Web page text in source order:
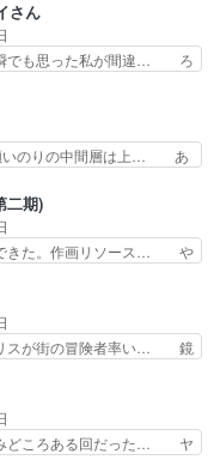
ン… の、らいぶシーン
やん！！しかし、ビオラ
。小さないざこ… 着眼点
るのか。芸能… 鬼夜叉は
とにし、三条… 観世座を離
々を送る鬼… 「お前(鬼夜
動き… 登場人物の我が強
て… 第５話を
…
さん
瞬でも思った私が間違… ろ
───昨晩～今… 幼女に拾
し。化け猫… 役にて出演
。ジョアン… トイ・ストー
流石に除… 猫相手になんで
物… 今回はあかやし1体
今更だけど霊が性行為
いのりの中間層は上… あ
たところが好き… 初コミ
当だよね。俺… 藤森さん
また涙腺が⋯… 〜漫画に
に漫画であ… 何回この作
あ。同… コミティア参加
生(… お母さん、娘にあ
ち…
二期)
できた。作画リソース… や
になれるという… こっち
セが強いw色… 頼重が完
回敵キャラが… 弧次郎「欲
なら大飯食… 変化球な演出
的に… この高らかなDT
も… この作品は近年稀に
…
リスが街の冒険者率い… 鏡
リスの父ちゃん… 成長限
めた上位存… 大規模バト
てばっかり… やっぱり勇者
力LV9… 普通の人間の親子
どころある回だった… ヤ